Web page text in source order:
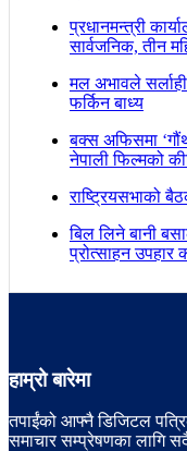
प्रधानमन्त्री
सार्वजनिक, तीन
मल अभावले
फर्किन बाध्य
बक्स अफिसमा
नेपाली फिल्मको
राष्ट्रियसभाको
बिल लिने बानी
प्रोत्साहन उपहार
हाम्रो बारेमा
तपाईंको आफ्नै डिजिटल
समाचार सम्प्रेषणका लागि